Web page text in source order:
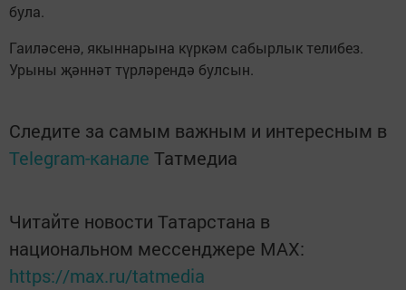
була.
Гаиләсенә, якыннарына күркәм сабырлык телибез.
Урыны җәннәт түрләрендә булсын.
Следите за самым важным и интересным в
Telegram-канале Татмедиа
Читайте новости Татарстана в
национальном мессенджере MАХ:
https://max.ru/tatmedia